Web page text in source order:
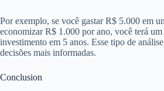
Por exemplo, se você gastar R$ 5.000 em
economizar R$ 1.000 por ano, você terá
investimento em 5 anos. Esse tipo de
decisões mais informadas.
Conclusion